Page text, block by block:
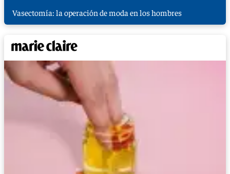
Vasectomía: la operación de moda en los hombres